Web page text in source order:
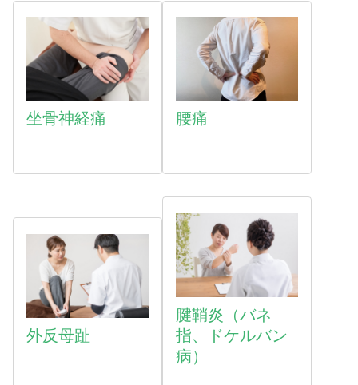
坐骨神経痛 腰痛
外反母趾
腱鞘炎（バネ
指、ドケルバン
病）